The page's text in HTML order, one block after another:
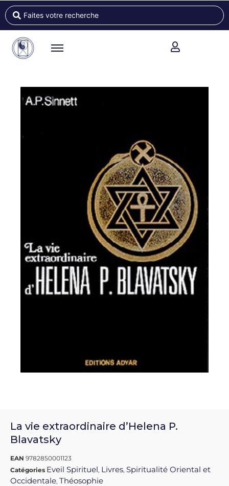
La vie extraordinaire d’Helena P.
Blavatsky
EAN 9782850001123
Catégories Eveil Spirituel, Livres, Spiritualité Oriental et
Occidentale, Théosophie